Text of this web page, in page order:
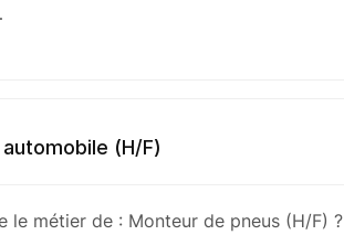
(H/F)
le métier de : Monteur de pneus (H/F)